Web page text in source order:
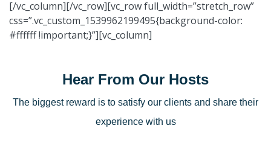
[/vc_column][/vc_row][vc_row full_width=”stretch_row”
css=”.vc_custom_1539962199495{background-color:
#ffffff !important;}”][vc_column]
Hear From Our Hosts
The biggest reward is to satisfy our clients and share their
experience with us